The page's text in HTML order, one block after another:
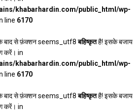
khabarhardin.com/public_html/wp-
line 6170
बाद से फ़ंक्शन seems_utf8बहिष्कृतहै! इसके बजाय
करें। in
khabarhardin.com/public_html/wp-
line 6170
बाद से फ़ंक्शन seems_utf8बहिष्कृतहै! इसके बजाय
करें। in